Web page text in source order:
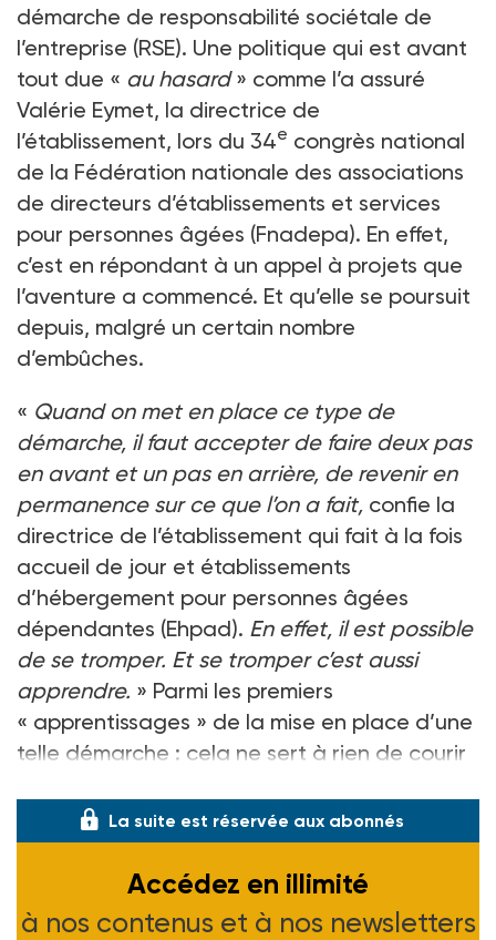
démarche de responsabilité sociétale de
l’entreprise (RSE). Une politique qui est avant
tout due « au hasard» comme l’a assuré
Valérie Eymet, la directrice de
l’établissement, lors du 34e congrès national
de la Fédération nationale des associations
de directeurs d’établissements et services
pour personnes âgées (Fnadepa). En effet,
c’est en répondant à un appel à projets que
l’aventure a commencé. Et qu’elle se poursuit
depuis, malgré un certain nombre
d’embûches.
« Quand on met en place ce type de
démarche, il faut accepter de faire deux pas
en avant et un pas en arrière, de revenir en
permanence sur ce que l’on a fait, confie la
directrice de l’établissement qui fait à la fois
accueil de jour et établissements
d’hébergement pour personnes âgées
dépendantes (Ehpad). En effet, il est possible
de se tromper. Et se tromper c’est aussi
apprendre. » Parmi les premiers
« apprentissages » de la mise en place d’une
telle démarche : cela ne sert à rien de courir
La suite est réservée aux abonnés
Accédez en illimité
à nos contenus et à nos newsletters